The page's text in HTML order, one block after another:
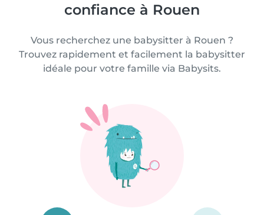
confiance à Rouen
Vous recherchez une babysitter à Rouen ?
Trouvez rapidement et facilement la babysitter
idéale pour votre famille via Babysits.